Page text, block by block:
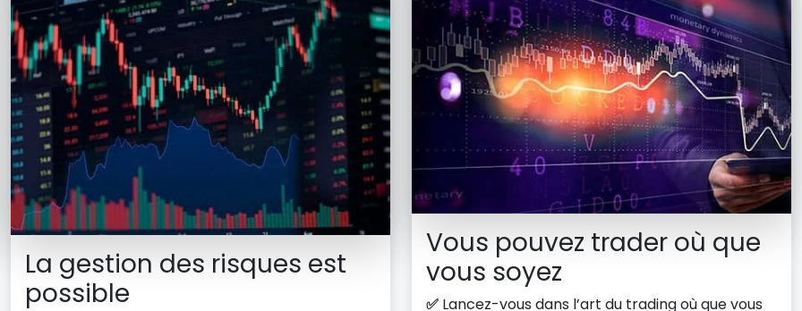
La gestion des risques est
possible
Vous pouvez trader où que
vous soyez
✅ Lancez-vous dans l’art du trading où que vous